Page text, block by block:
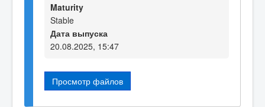
Maturity
Stable
Дата выпуска
20.08.2025, 15:47
Просмотр файлов